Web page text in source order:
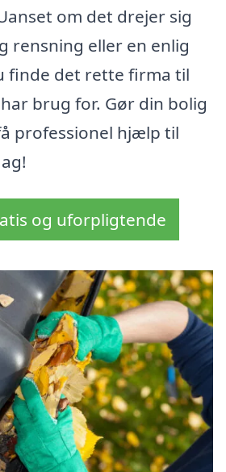
om det drejer sig
rensning eller en enlig
finde det rette firma til
brug for. Gør din bolig
professionel hjælp til
og uforpligtende